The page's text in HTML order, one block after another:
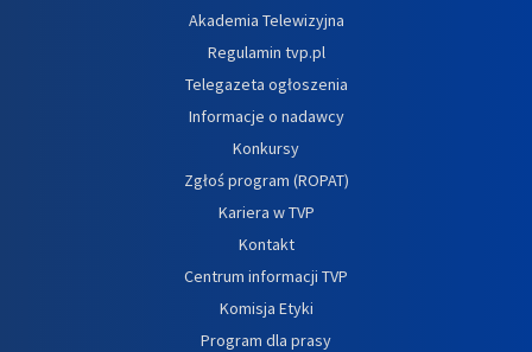
Akademia Telewizyjna
Regulamin tvp.pl
Telegazeta ogłoszenia
Informacje o nadawcy
Konkursy
Zgłoś program (ROPAT)
Kariera w TVP
Kontakt
Centrum informacji TVP
Komisja Etyki
Program dla prasy